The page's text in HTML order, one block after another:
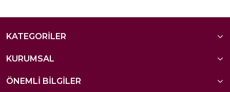
KATEGORİLER
KURUMSAL
ÖNEMLİ BİLGİLER